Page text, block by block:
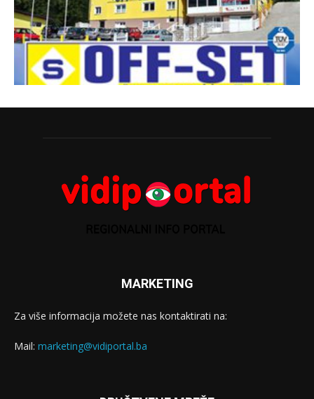
MARKETING
Za više informacija možete nas kontaktirati na:
Mail: marketing@vidiportal.ba